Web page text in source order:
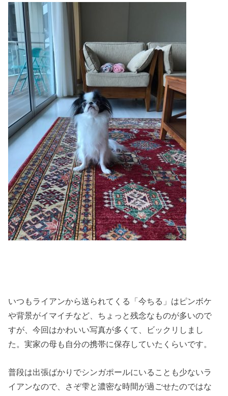
いつもライアンから送られてくる「今ちる」はピンボケ
や背景がイマイチなど、ちょっと残念なものが多いので
すが、今回はかわいい写真が多くて、ビックリしまし
た。実家の母も自分の携帯に保存していたくらいです。
普段は出張ばかりでシンガポールにいることも少ないラ
イアンなので、さぞ雫と濃密な時間が過ごせたのではな